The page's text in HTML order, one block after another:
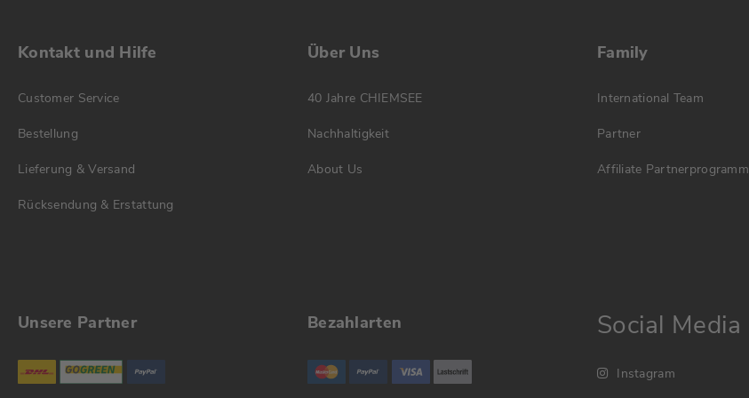
Kontakt und Hilfe
Customer Service
Bestellung
Lieferung & Versand
Rücksendung & Erstattung
Über Uns
40 Jahre CHIEMSEE
Nachhaltigkeit
About Us
Family
International Team
Partner
Affiliate Partnerprogramm
Unsere Partner Bezahlarten Social Media
Instagram